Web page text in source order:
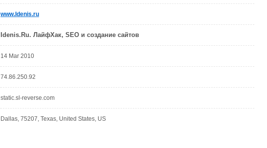
www.Idenis.ru
Idenis.Ru. ЛайфХак, SEO и создание сайтов
14 Mar 2010
74.86.250.92
static.sl-reverse.com
Dallas, 75207, Texas, United States, US